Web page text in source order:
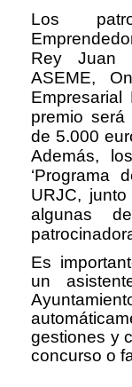
Los
Rey Juan
ASEME,
premio
de 5.000
Además,
‘Programa
URJC,
algunas
Es
un
gestiones y
concurso o